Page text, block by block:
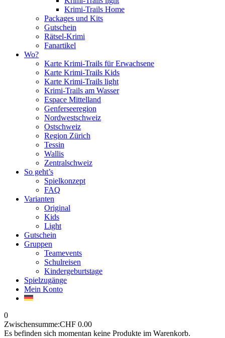
Krimi-Trails Home
Packages und Kits
Gutschein
Rätsel-Krimi
Fanartikel
Wo?
Karte Krimi-Trails für Erwachsene
Karte Krimi-Trails Kids
Karte Krimi-Trails light
Krimi-Trails am Wasser
Espace Mittelland
Genferseeregion
Nordwestschweiz
Ostschweiz
Region Zürich
Tessin
Wallis
Zentralschweiz
So geht’s
Spielkonzept
FAQ
Varianten
Original
Kids
Light
Gutschein
Gruppen
Teamevents
Schulreisen
Kindergeburtstage
Spielzugänge
Mein Konto
0
Zwischensumme:CHF 0.00
Es befinden sich momentan keine Produkte im Warenkorb.